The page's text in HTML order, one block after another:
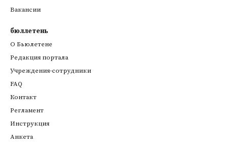
Вакансии
бюллетень
О Бьюлетене
Редакция портала
Учреждения-сотрудники
FAQ
Контакт
Регламент
Инструкция
Анкета